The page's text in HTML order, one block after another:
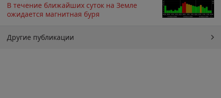
В течение ближайших суток на Земле
ожидается магнитная буря
Другие публикации